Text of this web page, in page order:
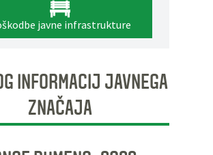
javne infrastrukture
INFORMACIJ JAVNEGA
ZNAČAJA